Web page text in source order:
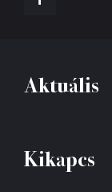
Aktuális
Kikapcs